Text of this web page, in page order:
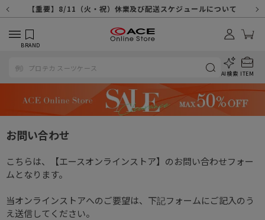
【重要】8/11（火・祝）休業及び配送スケジュールについて
【重要】令和８年熊本地震に伴う配送への影響について
【重要】納品書・領収書ペーパーレス化（電子化）のお知らせ
【重要】天候不良や交通状況・物量増等に伴う配送への影響について
【重要】悪質な詐欺サイトにご注意ください
【重要】各種メールが届かない場合に関しまして
【重要】お問い合わせのご対応に関しまして
【重要】SNSのなりすまし詐欺にご注意ください
BRAND
AI検索 ITEM
お問い合わせ
こちらは、【エースオンラインストア】のお問い合わせフォー
ムとなります。
当オンラインストアへのご要望は、下記フォームにご記入のう
え送信してください。